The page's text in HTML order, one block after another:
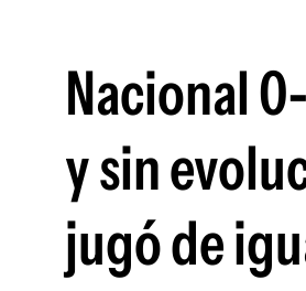
Nacional
y sin
jugó de